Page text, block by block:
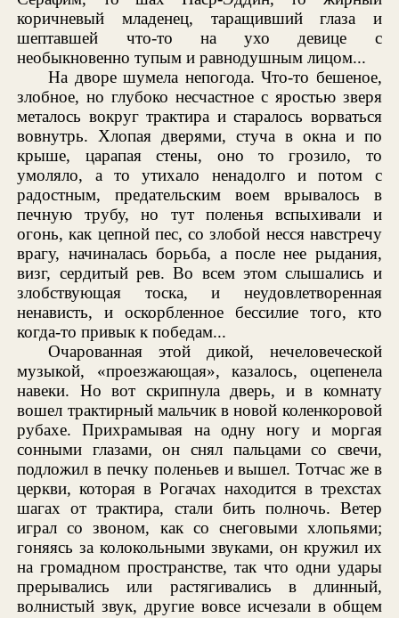
коричневый младенец, таращивший глаза и
шептавшей что-то на ухо девице с
необыкновенно тупым и равнодушным лицом...
На дворе шумела непогода. Что-то бешеное,
злобное, но глубоко несчастное с яростью зверя
металось вокруг трактира и старалось ворваться
вовнутрь. Хлопая дверями, стуча в окна и по
крыше, царапая стены, оно то грозило, то
умоляло, а то утихало ненадолго и потом с
радостным, предательским воем врывалось в
печную трубу, но тут поленья вспыхивали и
огонь, как цепной пес, со злобой несся навстречу
врагу, начиналась борьба, а после нее рыдания,
визг, сердитый рев. Во всем этом слышались и
злобствующая тоска, и неудовлетворенная
ненависть, и оскорбленное бессилие того, кто
когда-то привык к победам...
Очарованная этой дикой, нечеловеческой
музыкой, «проезжающая», казалось, оцепенела
навеки. Но вот скрипнула дверь, и в комнату
вошел трактирный мальчик в новой коленкоровой
рубахе. Прихрамывая на одну ногу и моргая
сонными глазами, он снял пальцами со свечи,
подложил в печку поленьев и вышел. Тотчас же в
церкви, которая в Рогачах находится в трехстах
шагах от трактира, стали бить полночь. Ветер
играл со звоном, как со снеговыми хлопьями;
гоняясь за колокольными звуками, он кружил их
на громадном пространстве, так что одни удары
прерывались или растягивались в длинный,
волнистый звук, другие вовсе исчезали в общем